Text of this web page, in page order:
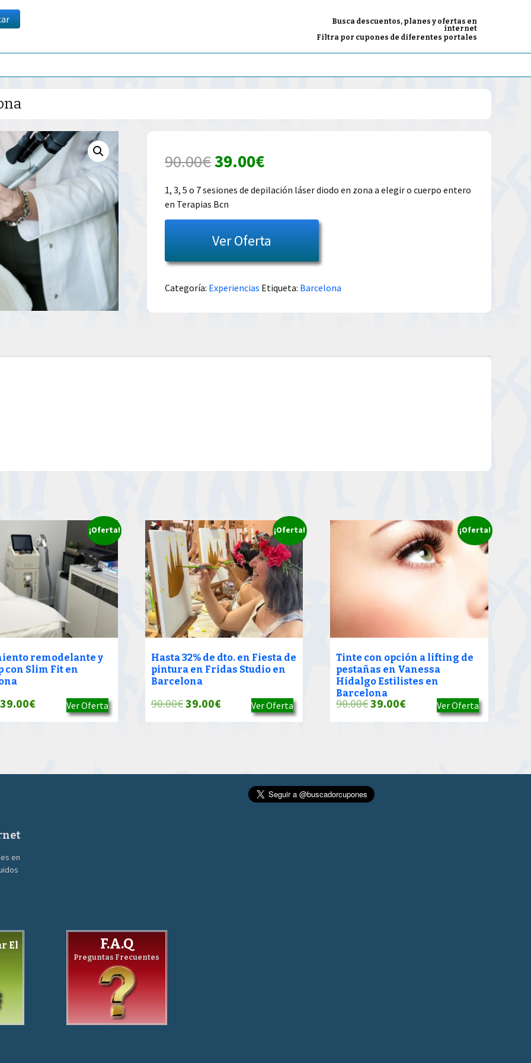
Busca descuentos, planes y ofertas en
internet
Filtra por cupones de diferentes portales
90.00€El
precio
original
era:
90.00€.
39.00€El
precio
es:
39.00€.
1, 3, 5 o 7 sesiones de depilación láser diodo en zona a elegir o cuerpo entero
en Terapias Bcn
Ver Oferta
Categoría: Experiencias Etiqueta: Barcelona
¡Oferta!
remodelante y
con Slim Fit en
El
precio
39.00€El
39.00€.
Ver Oferta
¡Oferta!
Hasta 32% de dto. en Fiesta de
pintura en Fridas Studio en
Barcelona
90.00€El
90.00€.
39.00€El
39.00€.
Ver Oferta
¡Oferta!
Tinte con opción a lifting de
pestañas en Vanessa
Hidalgo Estilistes en
Barcelona
90.00€El
90.00€.
39.00€El
precio
39.00€.
Ver Oferta
en
El
F.A.Q
Preguntas Frecuentes